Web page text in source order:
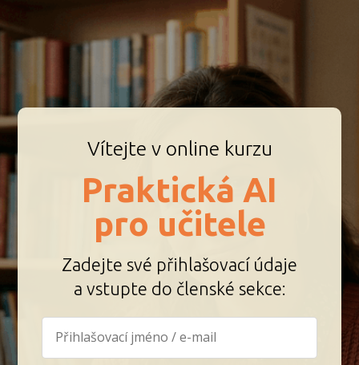
Vítejte v online kurzu
Praktická AI
pro učitele
Zadejte své přihlašovací údaje
a vstupte do členské sekce: